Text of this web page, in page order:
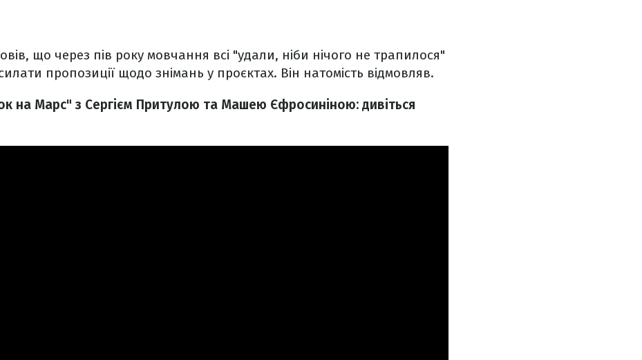
що через пів року мовчання всі "удали, ніби нічого не трапилося"
пропозиції щодо знімань у проєктах. Він натомість відмовляв.
на Марс" з Сергієм Притулою та Машею Єфросиніною: дивіться